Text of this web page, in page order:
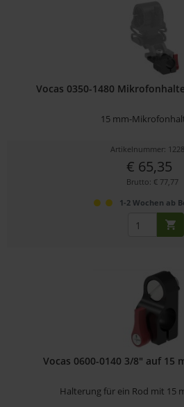
Vocas 0350-1480
15 mm-
Artikelnummer:
€ 65,35
Brutto: € 77,77
1-2 Wochen ab
Vocas 0600-0140 3/8" auf 15
Halterung für ein Rod mit 15